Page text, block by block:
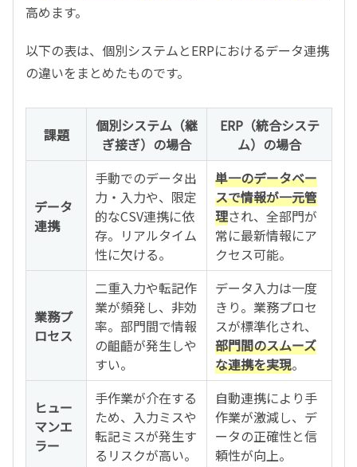
高めます。
以下の表は、個別システムとERPにおけるデータ連携
の違いをまとめたものです。
課題
個別システム（継
ぎ接ぎ）の場合
ERP（統合システ
ム）の場合
データ
連携
手動でのデータ出
力・入力や、限定
的なCSV連携に依
存。リアルタイム
性に欠ける。
単一のデータベー
スで情報が一元管
理され、全部門が
常に最新情報にア
クセス可能。
業務プ
ロセス
二重入力や転記作
業が頻発し、非効
率。部門間で情報
の齟齬が発生しや
すい。
データ入力は一度
きり。業務プロセ
スが標準化され、
部門間のスムーズ
な連携を実現。
ヒュー
マンエ
ラー
手作業が介在する
ため、入力ミスや
転記ミスが発生す
るリスクが高い。
自動連携により手
作業が激減し、デ
ータの正確性と信
頼性が向上。